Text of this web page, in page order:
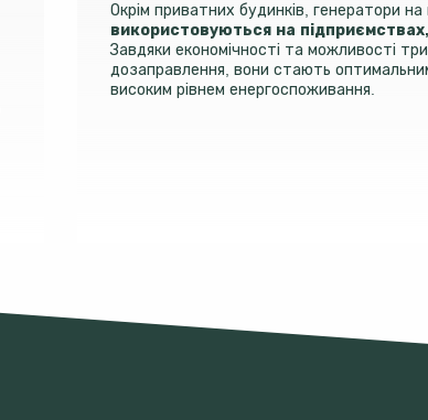
Окрім приватних будинків, генератори
використовуються на
Завдяки економічності та можливості
дозаправлення, вони стають
високим рівнем енергоспоживання.